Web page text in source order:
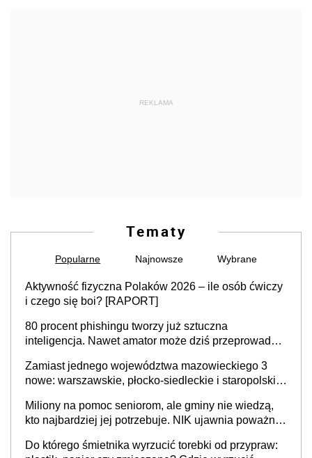
REKLAMA
Tematy
Popularne Najnowsze Wybrane
Aktywność fizyczna Polaków 2026 – ile osób ćwiczy
i czego się boi? [RAPORT]
80 procent phishingu tworzy już sztuczna
inteligencja. Nawet amator może dziś przeprowadzić
Zamiast jednego województwa mazowieckiego 3
nowe: warszawskie, płocko-siedleckie i staropolskie.
stołecznych
Miliony na pomoc seniorom, ale gminy nie wiedzą,
kto najbardziej jej potrzebuje. NIK ujawnia poważną
Do którego śmietnika wyrzucić torebki od przypraw: